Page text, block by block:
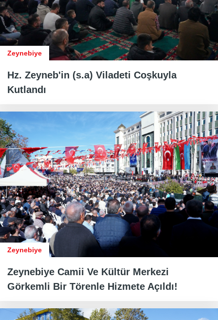
Zeynebiye
Hz. Zeyneb'in (s.a) Viladeti Coşkuyla
Kutlandı
Zeynebiye
Zeynebiye Camii Ve Kültür Merkezi
Görkemli Bir Törenle Hizmete Açıldı!